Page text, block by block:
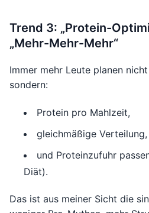
Trend 3: „Protein-
„Mehr-Mehr-Mehr“
Immer mehr Leute planen
sondern:
Protein pro Mahlzeit,
gleichmäßige Verteilung,
und Proteinzufuhr
Diät).
Das ist aus meiner Sicht die